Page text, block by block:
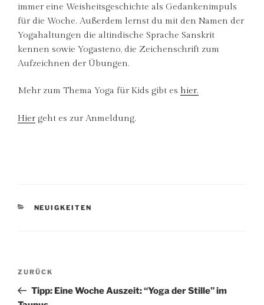
immer eine Weisheitsgeschichte als Gedankenimpuls
für die Woche. Außerdem lernst du mit den Namen der
Yogahaltungen die altindische Sprache Sanskrit
kennen sowie Yogasteno, die Zeichenschrift zum
Aufzeichnen der Übungen.
Mehr zum Thema Yoga für Kids gibt es hier.
Hier geht es zur Anmeldung.
KATEGORIEN
NEUIGKEITEN
Beitragsnavigation
Vorheriger
Beitrag
ZURÜCK
Tipp: Eine Woche Auszeit: “Yoga der Stille” im